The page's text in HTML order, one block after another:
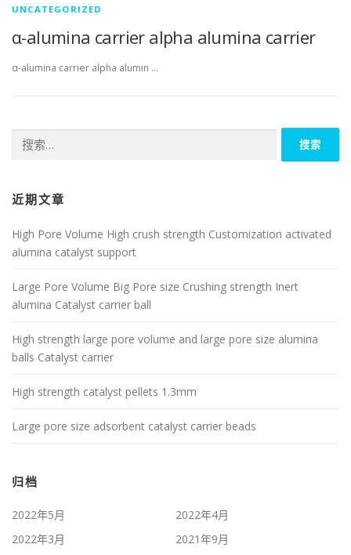
UNCATEGORIZED
α-alumina carrier alpha alumina carrier
α-alumina carrier alpha alumin …
索：
近期文章
High Pore Volume High crush strength Customization activated
alumina catalyst support
Large Pore Volume Big Pore size Crushing strength Inert
alumina Catalyst carrier ball
High strength large pore volume and large pore size alumina
balls Catalyst carrier
High strength catalyst pellets 1.3mm
Large pore size adsorbent catalyst carrier beads
归档
2022年5月
2022年4月
2022年3月
2021年9月